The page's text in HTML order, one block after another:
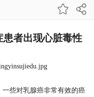
者出现心脏毒性
些对乳腺癌非常有效的癌